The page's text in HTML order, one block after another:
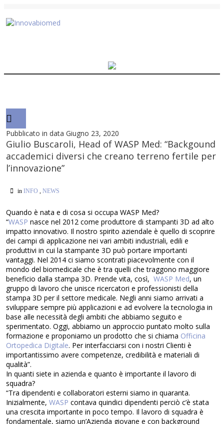
Pubblicato in data Giugno 23, 2020
Giulio Buscaroli, Head of WASP Med: “Backgound
accademici diversi che creano terreno fertile per
l’innovazione”
inINFO ,NEWS
Quando è nata e di cosa si occupa WASP Med?
“WASP nasce nel 2012 come produttore di stampanti 3D ad alto
impatto innovativo. Il nostro spirito aziendale è quello di scoprire
dei campi di applicazione nei vari ambiti industriali, edili e
produttivi in cui la stampante 3D può portare importanti
vantaggi. Nel 2014 ci siamo scontrati piacevolmente con il
mondo del biomedicale che è tra quelli che traggono maggiore
beneficio dalla stampa 3D. Prende vita, così,WASP Med, un
gruppo di lavoro che unisce ricercatori e professionisti della
stampa 3D per il settore medicale. Negli anni siamo arrivati a
sviluppare sempre più applicazioni e ad evolvere la tecnologia in
base alle necessità degli ambiti che abbiamo seguito e
sperimentato. Oggi, abbiamo un approccio puntato molto sulla
formazione e proponiamo un prodotto che si chiama Officina
Ortopedica Digitale. Per interfacciarsi con i nostri Clienti è
importantissimo avere competenze, credibilità e materiali di
qualità”.
In quanti siete in azienda e quanto è importante il lavoro di
squadra?
“Tra dipendenti e collaboratori esterni siamo in quaranta.
Inizialmente,WASP contava quindici dipendenti perciò c’è stata
una crescita importante in poco tempo. Il lavoro di squadra è
fondamentale, siamo un’Azienda giovane e con background